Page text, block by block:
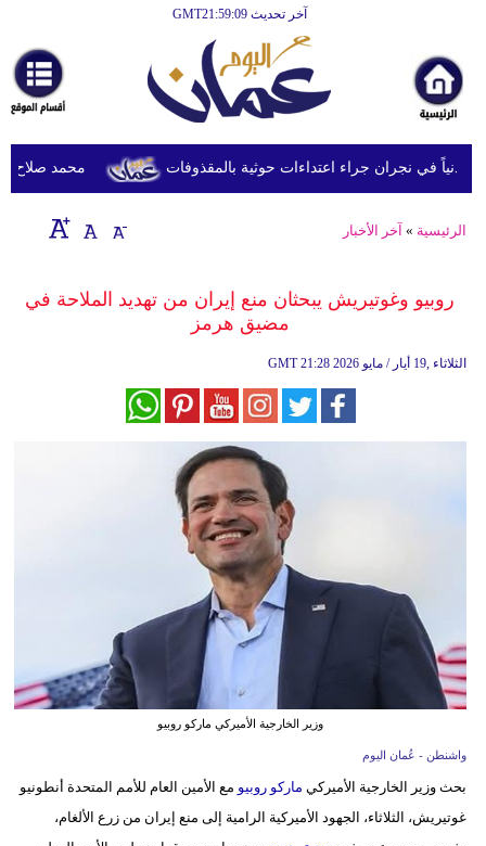
آخر تحديث GMT21:59:09
أخبارعاجلة
رياضة
ثقافة
إقتصاد
وموسيقى
تعليم
علوم
وتكنولوجيا
محمد صلاح يصل
الرئيسية » آخر الأخبار
روبيو وغوتيريش يبحثان منع إيران من تهديد الملاحة في
مضيق هرمز
GMT 21:28 2026 الثلاثاء ,19 أيار / مايو
وزير ​الخارجية الأميركي ماركو روبيو
واشنطن - عُمان اليوم
بحث وزير ​الخارجية الأميركي ماركو روبيو مع الأمين العام للأمم المتحدة أنطونيو
غوتيريش، الثلاثاء، ‌الجهود ‌الأميركية ​الرامية ‌إلى ⁠منع ​إيران من زرع ⁠الألغام،